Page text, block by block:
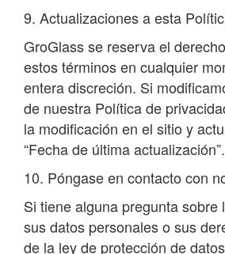
9. Actualizaciones a esta
GroGlass se reserva el
estos términos en cualquier
entera discreción. Si
de nuestra Política de
la modificación en el sitio y
“Fecha de última actualización”.
10. Póngase en contacto con
Si tiene alguna pregunta sobre
sus datos personales o sus
de la ley de protección de